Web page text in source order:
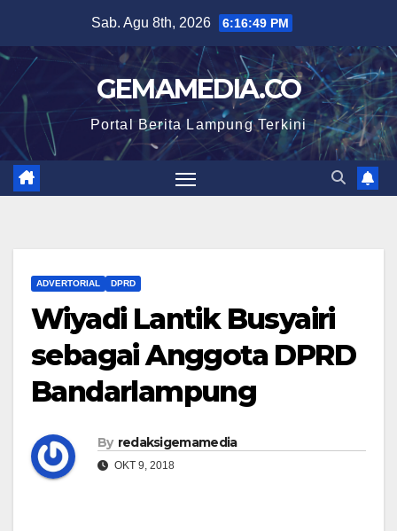
content
Sab. Agu 8th, 2026 6:16:50 PM
GEMAMEDIA.CO
Portal Berita Lampung Terkini
ADVERTORIAL DPRD
Wiyadi Lantik Busyairi
sebagai Anggota DPRD
Bandarlampung
By redaksigemamedia
OKT 9, 2018